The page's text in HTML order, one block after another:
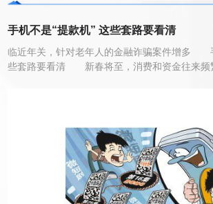
大湾区，重点项目建设提速，产业园区机器轰鸣
欧班列鸣笛启程，载着“新春第一单”驶向远
进，万里山河气象新。亿万人民策马扬鞭、勇
12月28日受害人前往法院讨要这笔保证金用于
琳利用公权有意设套逼迫受害人提供“担保”,并
逼迫受害人签订其单方面拟订且设有圈套的“担
了”,将本应属于永金公司的资金，成为利益关系
第三方有失公充的调解方案。淳安县人民法院
扣押行为违反了国务院《优化营商环境条例》
条、《浙江省优化营商环境条例》第八十六条
境条例》第五十七条等关于“严禁违反法定权限
手机不是“提款机” 这些套路要看清
临近年关，针对老年人的金融诈骗案件增多
些套路要看清 新春将至，消费和资金往来频
所的民警便找上了门。 面对民警问询，李大
自己取钱用来装修，为啥要管？”可嘴上说是用
不出来准备装修哪里的房子。民警又联系了他的
亲取款的事情毫不知情，而且近期家里也没
三追问下，李大爷终于道出实情——他准备把这